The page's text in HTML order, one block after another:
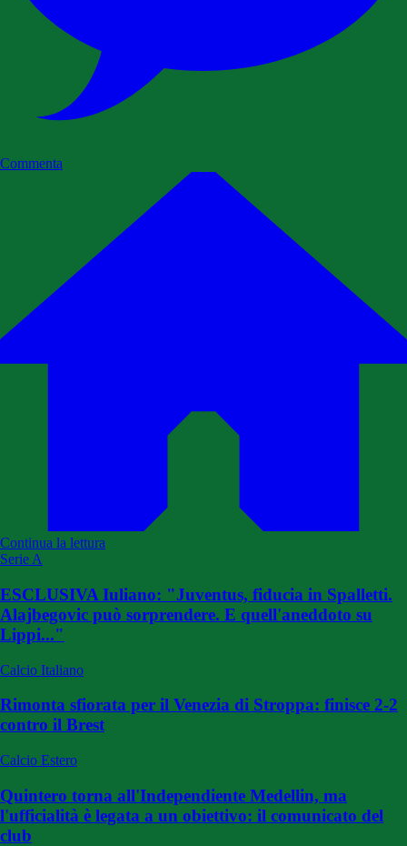
Commenta
Continua la lettura
Serie A
ESCLUSIVA Iuliano: "Juventus, fiducia in Spalletti.
Alajbegovic può sorprendere. E quell'aneddoto su
Lippi..."
Calcio Italiano
Rimonta sfiorata per il Venezia di Stroppa: finisce 2-2
contro il Brest
Calcio Estero
Quintero torna all'Independiente Medellin, ma
l'ufficialità è legata a un obiettivo: il comunicato del
club